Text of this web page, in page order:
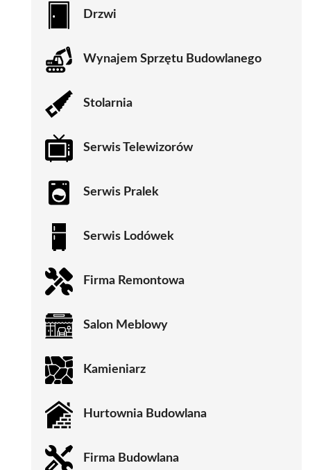
Drzwi
Wynajem Sprzętu Budowlanego
Stolarnia
Serwis Telewizorów
Serwis Pralek
Serwis Lodówek
Firma Remontowa
Salon Meblowy
Kamieniarz
Hurtownia Budowlana
Firma Budowlana